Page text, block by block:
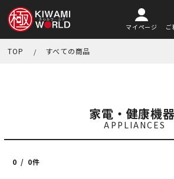
マイページ ご
TOP すべての商品
家電・健康機器
APPLIANCES
0 0件